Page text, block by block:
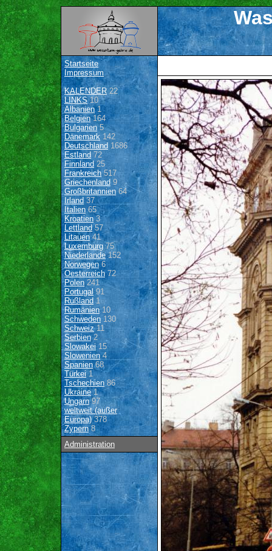
Startseite
Impressum
KALENDER22
LINKS10
Albanien1
Belgien164
Bulgarien 5
Dänemark142
Deutschland 1686
Estland 72
Finnland 25
Frankreich517
Griechenland9
Großbritannien64
Irland 37
Italien65
Kroatien3
Lettland57
Litauen41
Luxemburg 75
Niederlande152
Norwegen6
Oesterreich72
Polen 241
Portugal91
Rußland 1
Rumänien10
Schweden 130
Schweiz11
Serbien2
Slowakei15
Slowenien4
Spanien68
Türkei1
Tschechien 86
Ukraine1
Ungarn97
weltweit (außer
Europa)378
Zypern8
Administration